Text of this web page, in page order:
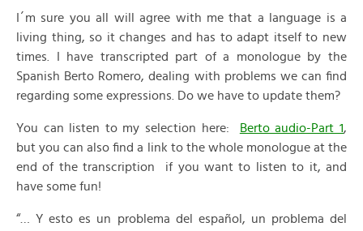
I´m sure you all will agree with me that a language is a
living thing, so it changes and has to adapt itself to new
times. I have transcripted part of a monologue by the
Spanish Berto Romero, dealing with problems we can find
regarding some expressions. Do we have to update them?
You can listen to my selection here: Berto audio-Part 1,
but you can also find a link to the whole monologue at the
end of the transcription if you want to listen to it, and
have some fun!
“… Y esto es un problema del español, un problema del